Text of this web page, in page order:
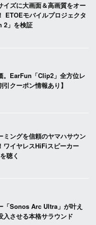
イズに大画面＆高画質をオー
ETOEモバイルプロジェクタ
2」を検証
。EarFun「Clip2」全方位レ
引クーポン情報あり】
ミングを信頼のヤマハサウン
ワイヤレスHiFiスピーカー
聴く
「Sonos Arc Ultra」が叶え
入させる本格サラウンド